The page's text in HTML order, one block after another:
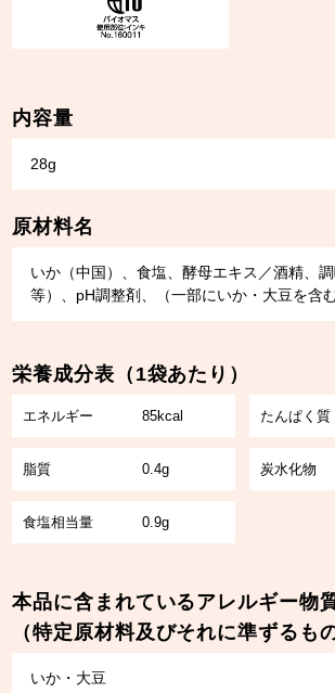
内容量
28g
原材料名
いか（中国）、食塩、酵母エキス／酒精、
等）、pH調整剤、（一部にいか・大豆を含む
栄養成分表（1袋あたり）
エネルギー 85kcal たんぱく質
脂質 0.4g 炭水化物
食塩相当量 0.9g
本品に含まれているアレルギー物
（特定原材料及びそれに準ずるもの
いか・大豆